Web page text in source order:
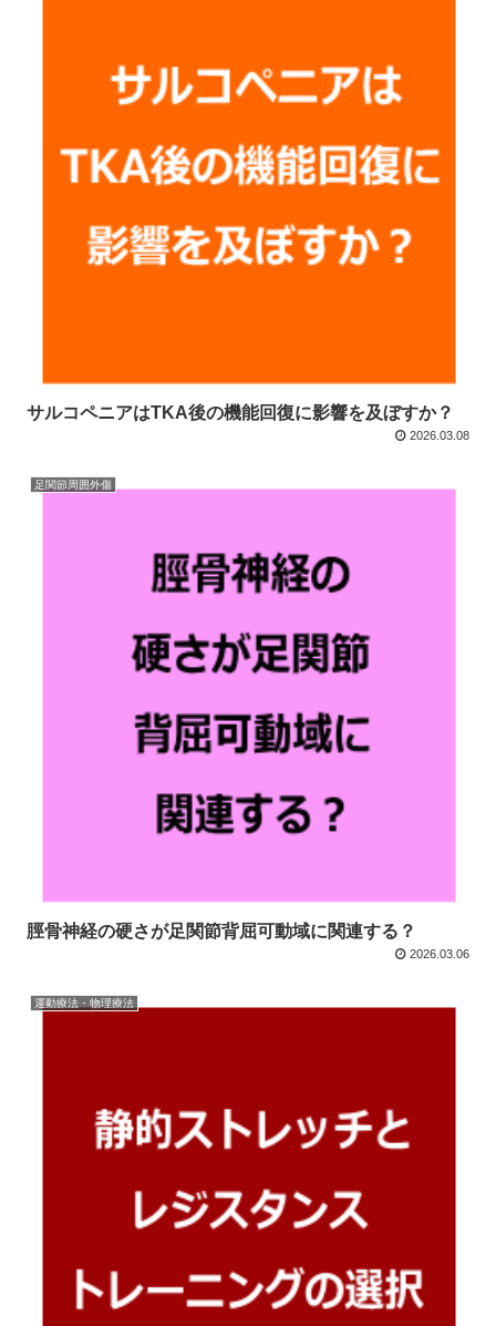
サルコペニアはTKA後の機能回復に影響を及ぼすか？
2026.03.08
足関節周囲外傷
脛骨神経の硬さが足関節背屈可動域に関連する？
2026.03.06
運動療法・物理療法